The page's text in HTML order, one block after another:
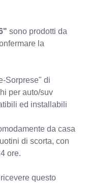
sono prodotti da
la
Sorprese" di
per auto/suv
ed installabili
da casa
di scorta, con
ore.
questo